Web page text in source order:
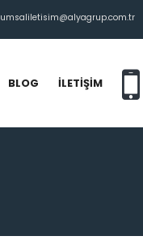
BLOG İLETIŞIM